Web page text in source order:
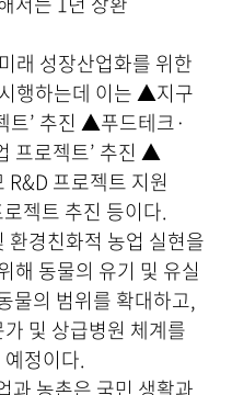
래 성장산업화를 위한
행하는데 이는 ▲지구
트’ 추진 ▲푸드테크·
프로젝트’ 추진 ▲
프로젝트 지원
젝트 추진 등이다.
환경친화적 농업 실현을
해 동물의 유기 및 유실
물의 범위를 확대하고,
및 상급병원 체계를
정이다.